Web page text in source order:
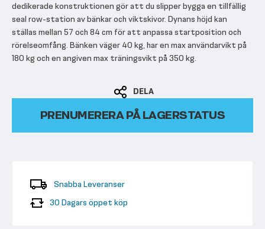
dedikerade konstruktionen gör att du slipper bygga en tillfällig
seal row-station av bänkar och viktskivor. Dynans höjd kan
ställas mellan 57 och 84 cm för att anpassa startposition och
rörelseomfång. Bänken väger 40 kg, har en max användarvikt på
180 kg och en angiven max träningsvikt på 350 kg.
DELA
PRENUMERERA PÅ LAGERSTATUS
Snabba Leveranser
30 Dagars öppet köp